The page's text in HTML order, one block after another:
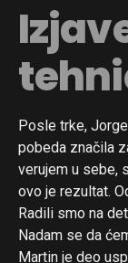
Posle trke,
pobeda značila
verujem u sebe,
ovo je rezultat.
Radili smo na
Nadam se da
Martin je deo